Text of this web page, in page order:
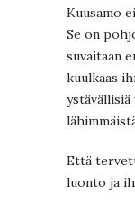
Kuusamo
Se on
suvaitaan
kuulkaas
Että
luonto ja